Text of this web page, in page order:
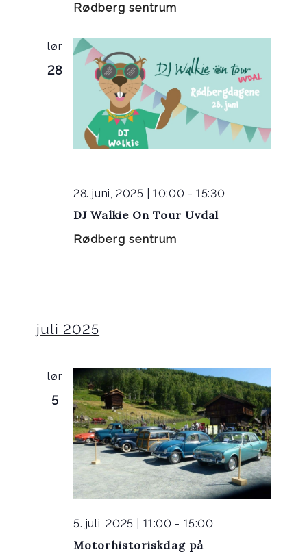
Rødberg sentrum
lør
28
DJ Walkie On Tour Uvdal
28. juni, 2025 | 10:00 -15:30
Rødberg sentrum
juli 2025
lør
5
Motorhistoriskdag på
5. juli, 2025 | 11:00 - 15:00